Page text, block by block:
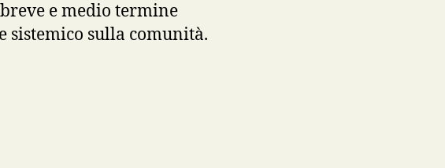
e medio termine
sistemico sulla comunità.